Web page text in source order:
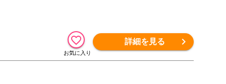
詳細を見る